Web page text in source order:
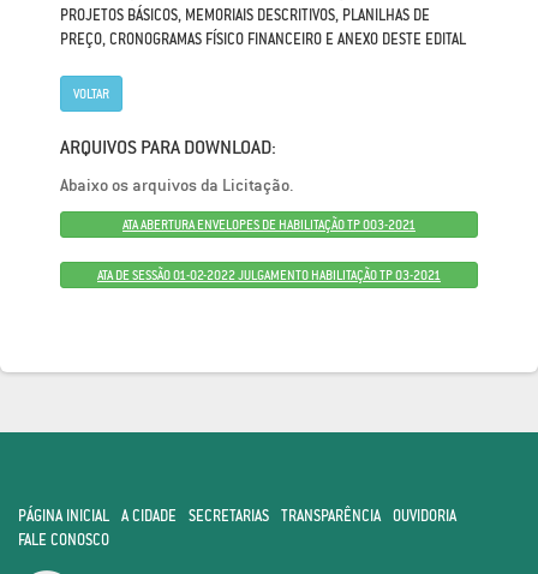
PROJETOS BÁSICOS, MEMORIAIS DESCRITIVOS, PLANILHAS DE
PREÇO, CRONOGRAMAS FÍSICO FINANCEIRO E ANEXO DESTE EDITAL
VOLTAR
ARQUIVOS PARA DOWNLOAD:
Abaixo os arquivos da Licitação.
ATA ABERTURA ENVELOPES DE HABILITAÇÃO TP 003-2021
ATA DE SESSÃO 01-02-2022 JULGAMENTO HABILITAÇÃO TP 03-2021
PÁGINA INICIAL A CIDADE SECRETARIAS TRANSPARÊNCIA
OUVIDORIA
FALE CONOSCO